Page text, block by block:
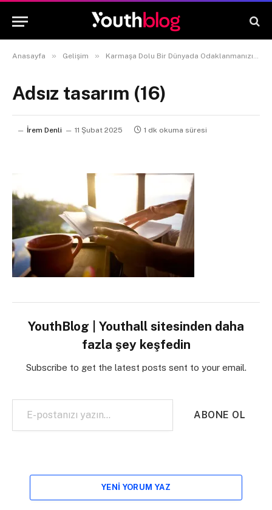
Anasayfa » Gelişim » Karmaşa Dolu Bir Dünyada Odaklanmanızı Sağlayacak 7 Alışkanlık
Adsız tasarım (16)
İrem Denli 11 Şubat 2025 1 dk okuma süresi
YouthBlog | Youthall sitesinden daha
fazla şey keşfedin
Subscribe to get the latest posts sent to your email.
E-postanızı yazın…
ABONE OL
YENI YORUM YAZ